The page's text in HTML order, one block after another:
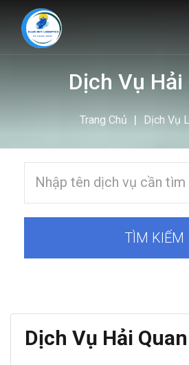
Dịch Vụ Hải
Trang Chủ | Dịch Vụ
TÌM KIẾM
Dịch Vụ Hải Quan